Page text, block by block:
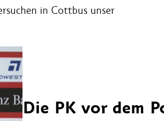
in Cottbus unser
Die PK vor dem